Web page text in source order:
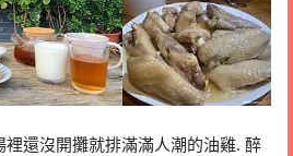
還沒開攤就排滿滿人潮的油雞. 醉